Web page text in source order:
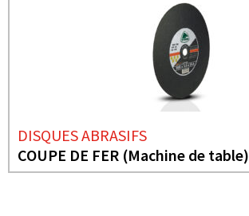
DISQUES ABRASIFS
COUPE DE FER (Machine de table)